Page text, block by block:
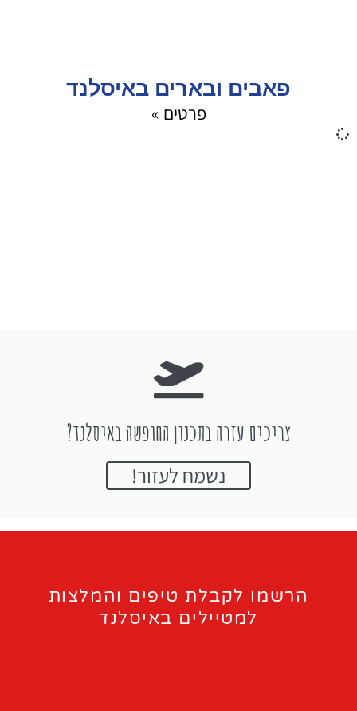
פאבים ובארים באיסלנד
פרטים »
צריכים עזרה בתכנון החופשה באיסלנד?
נשמח לעזור!
הרשמו לקבלת טיפים והמלצות
למטיילים באיסלנד